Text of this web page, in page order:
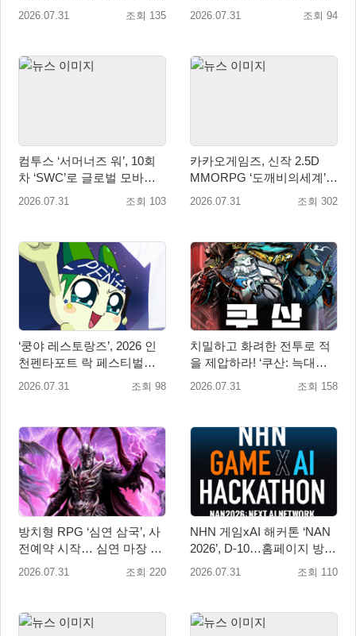
월 1일 진행
2026.07.31 조회 135
치료비 8,800만원 전달
2026.07.31 조회 94
컴투스 ‘서머너즈 워’, 10회
차 ‘SWC’로 글로벌 모바일 e
스포츠 새 지평 열다
2026.07.31 조회 103
카카오게임즈, 신작 2.5D
MMORPG ‘도깨비의세계’
10월 출시 확정… 대표 일러
2026.07.31 조회 302
‘쿵야 레스토랑즈’, 2026 인
천펜타포트 락 페스티벌서
굿즈·키즈존 운영
2026.07.31 조회 98
치밀하고 화려한 전투로 적
을 제압하라! ‘쿠산: 늑대들
의 도시’, 오늘 정식 출시
2026.07.31 조회 158
방치형 RPG ‘심연 삼국’, 사
전예약 시작… 심연 마장 수
집·육성 예고
2026.07.31 조회 220
NHN 게임xAI 해커톤 ‘NAN
2026’, D-10…홈페이지 방문
자 10만 명 돌파
2026.07.31 조회 110